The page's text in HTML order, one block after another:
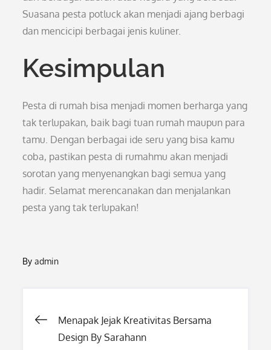
Suasana pesta potluck akan menjadi ajang berbagi
dan mencicipi berbagai jenis kuliner.
Kesimpulan
Pesta di rumah bisa menjadi momen berharga yang
tak terlupakan, baik bagi tuan rumah maupun para
tamu. Dengan berbagai ide seru yang bisa kamu
coba, pastikan pesta di rumahmu akan menjadi
sorotan yang menyenangkan bagi semua yang
hadir. Selamat merencanakan dan menjalankan
pesta yang tak terlupakan!
Byadmin
Post
Menapak Jejak Kreativitas Bersama
Design By Sarahann